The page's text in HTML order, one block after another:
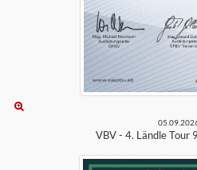
VBV - 4. Ländle Tour